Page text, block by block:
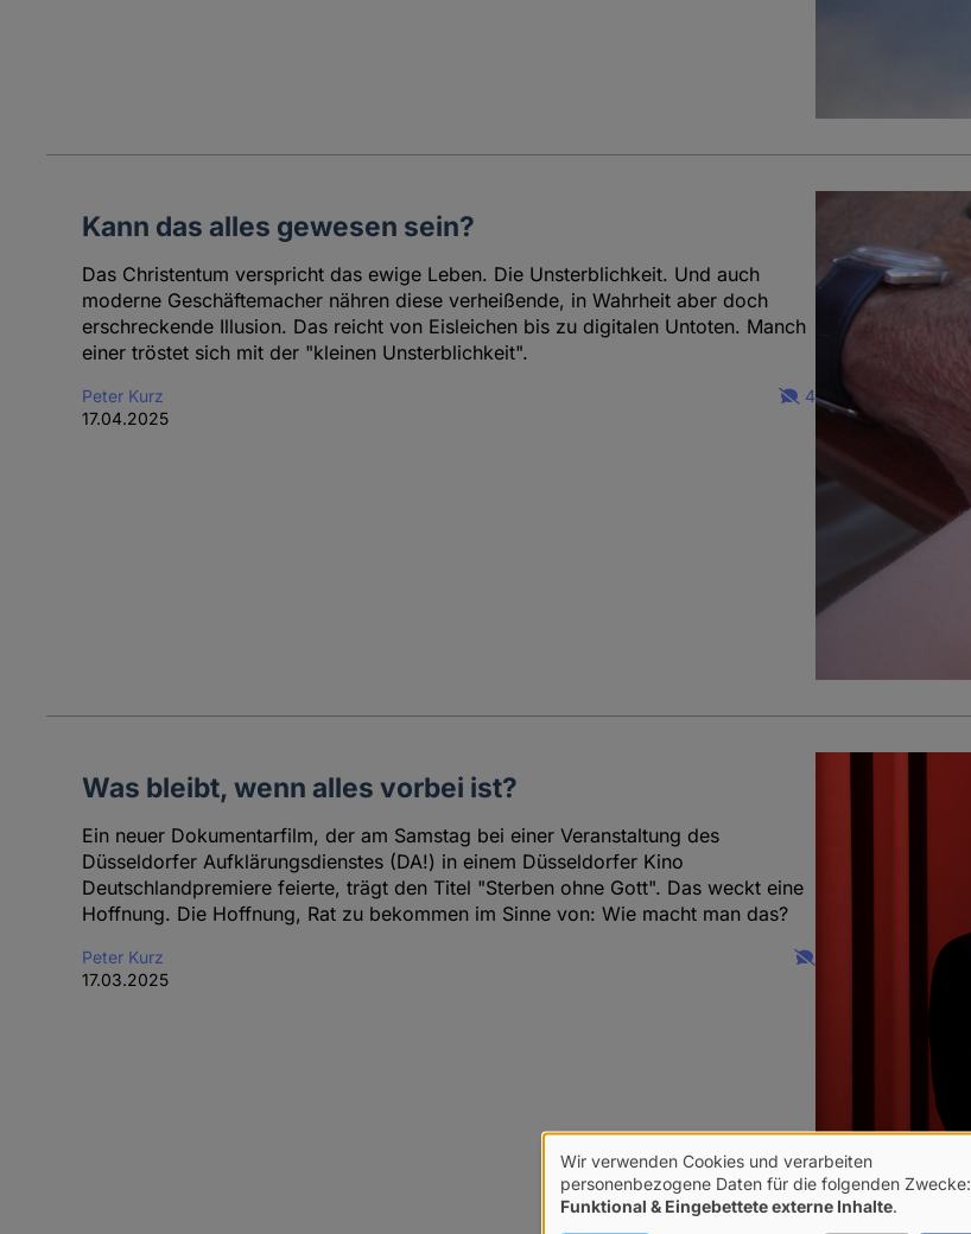
Kann das alles gewesen sein?
Das Christentum verspricht das ewige Leben. Die Unsterblichkeit. Und auch
moderne Geschäftemacher nähren diese verheißende, in Wahrheit aber doch
erschreckende Illusion. Das reicht von Eisleichen bis zu digitalen Untoten. Manch
einer tröstet sich mit der "kleinen Unsterblichkeit".
Peter Kurz
17.04.2025
4
Was bleibt, wenn alles vorbei ist?
Ein neuer Dokumentarfilm, der am Samstag bei einer Veranstaltung des
Düsseldorfer Aufklärungsdienstes (DA!) in einem Düsseldorfer Kino
Deutschlandpremiere feierte, trägt den Titel "Sterben ohne Gott". Das weckt eine
Hoffnung. Die Hoffnung, Rat zu bekommen im Sinne von: Wie macht man das?
Peter Kurz
17.03.2025
Verwendung
von
Wir verwenden Cookies und verarbeiten
personenbezogene Daten für die folgenden Zwecke:
Funktional & Eingebettete externe Inhalte